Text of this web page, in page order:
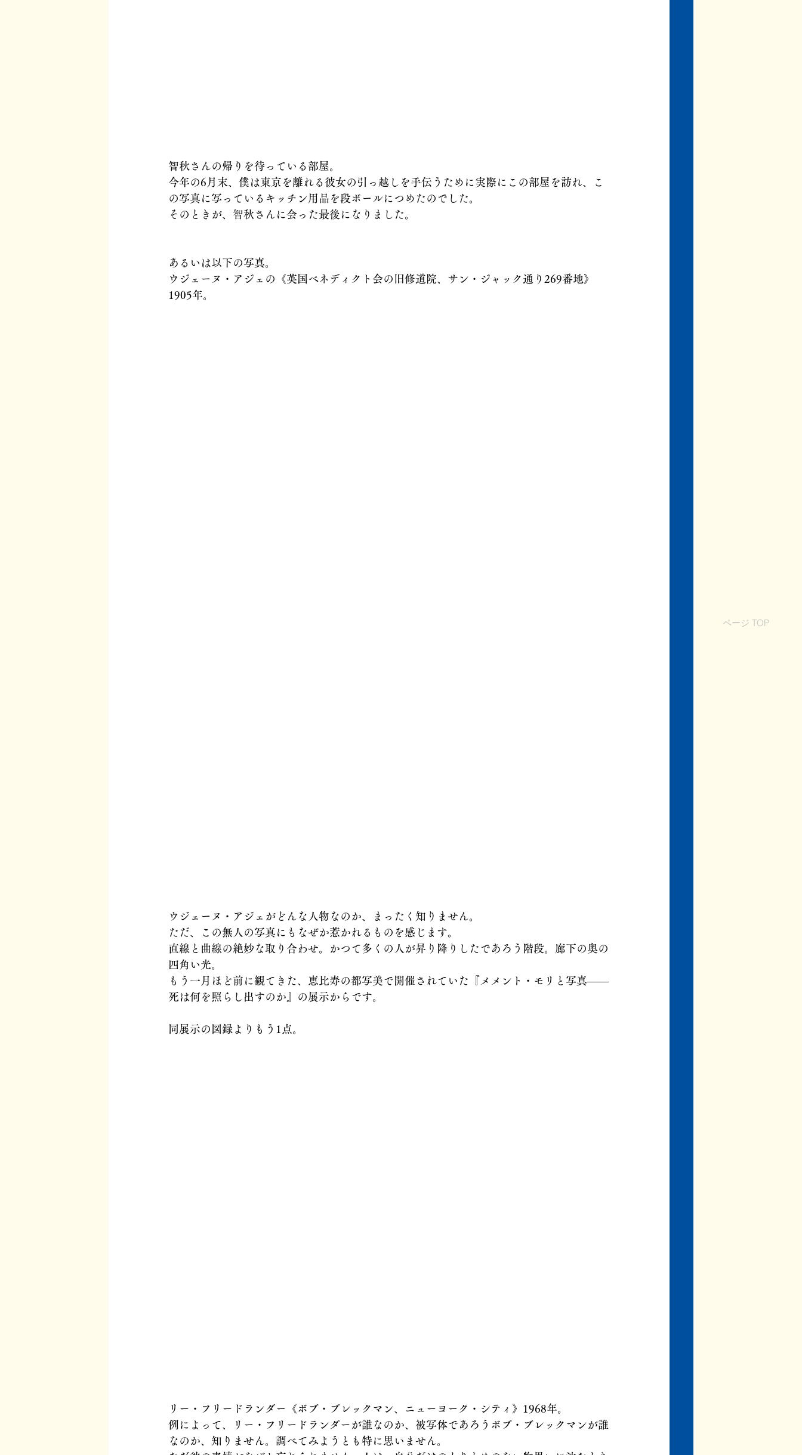
ページ TOP
智秋さんの帰りを待っている部屋。
今年の6月末、僕は東京を離れる彼女の引っ越しを手伝うために実際にこの部屋を訪れ、こ
の写真に写っているキッチン用品を段ボールにつめたのでした。
そのときが、智秋さんに会った最後になりました。
あるいは以下の写真。
ウジェーヌ・アジェの《英国ベネディクト会の旧修道院、サン・ジャック通り269番地》
1905年。
ウジェーヌ・アジェがどんな人物なのか、まったく知りません。
ただ、この無人の写真にもなぜか惹かれるものを感じます。
直線と曲線の絶妙な取り合わせ。かつて多くの人が昇り降りしたであろう階段。廊下の奥の
四角い光。
もう一月ほど前に観てきた、恵比寿の都写美で開催されていた『メメント・モリと写真――
死は何を照らし出すのか』の展示からです。
同展示の図録よりもう1点。
リー・フリードランダー《ボブ・ブレックマン、ニューヨーク・シティ》1968年。
例によって、リー・フリードランダーが誰なのか、被写体であろうボブ・ブレックマンが誰
なのか、知りません。調べてみようとも特に思いません。